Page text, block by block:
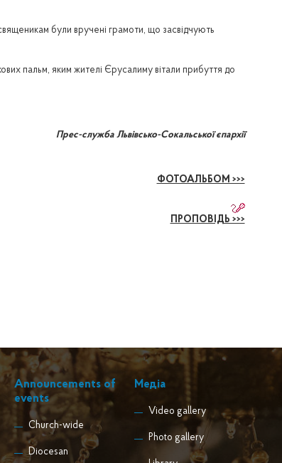
були вручені грамоти, що засвідчують
пальм, яким жителі Єрусалиму вітали прибуття до
Прес-служба Львівсько-Сокальської єпархії
ФОТОАЛЬБОМ >>>
ПРОПОВІДЬ >>>
Announcements of
events
Church-wide
Diocesan
Медіа
Video gallery
Photo gallery